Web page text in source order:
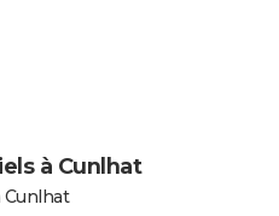
à Cunlhat
Cunlhat